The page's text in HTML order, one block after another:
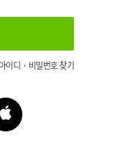
이디 · 비밀번호 찾기